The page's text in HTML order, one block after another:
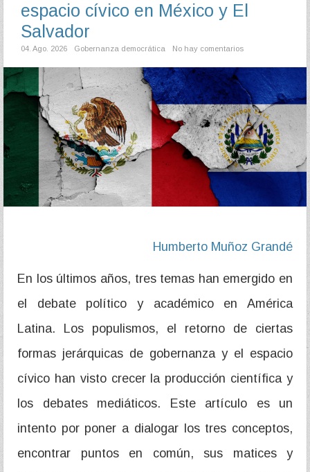
espacio cívico en México y El
Salvador
04. Ago. 2026 Gobernanza democrática No hay comentarios
Humberto Muñoz Grandé
En los últimos años, tres temas han emergido en
el debate político y académico en América
Latina. Los populismos, el retorno de ciertas
formas jerárquicas de gobernanza y el espacio
cívico han visto crecer la producción científica y
los debates mediáticos. Este artículo es un
intento por poner a dialogar los tres conceptos,
encontrar puntos en común, sus matices y